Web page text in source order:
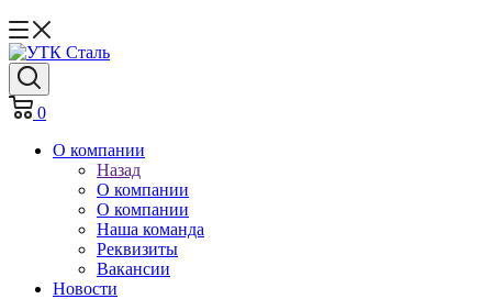
0
О компании
Назад
О компании
О компании
Наша команда
Реквизиты
Вакансии
Новости